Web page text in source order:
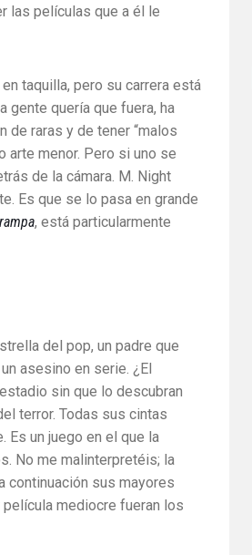
las películas que a él le
taquilla, pero su carrera está
gente quería que fuera, ha
de raras y de tener “malos
arte menor. Pero si uno se
de la cámara. M. Night
Es que se lo pasa en grande
, está particularmente
del pop, un padre que
asesino en serie. ¿El
sin que lo descubran
terror. Todas sus cintas
Es un juego en el que la
No me malinterpretéis; la
continuación sus mayores
mediocre fueran los